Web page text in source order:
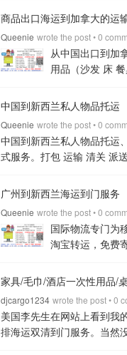
的家中，会省事、省时间、
珠宝、钻石类手饰、活物等
地面接触的物品，如扫把、
答：中国到澳洲悉尼，墨尔
澳洲还有其他注意事项么？
搬运过程中造成磕碰，从而
咨询：13760936065 黄小
人物品入境的福利，那么，
（2）托运的东西很杂，除
籍，工具，饰品等等 （3）
海运小能手~电话/微信：
我们来完成；3、新加坡拥
送；
4、商业物品进口可提
服务（需有电梯货物可进电
的进仓号以及我司的仓库地
他们货物是需要出口的，他
免混货串货现象。）4、货
您核对货物的件数和货物的
订舱，装柜，报关，开船。
细，客人确认无误后就可支
否与装柜时的包裹数量一致；
国际托运，打包建议：1、
于运输。
2、家具：A、小
建议首先使用纸箱，对家具
用纸箱加珍珠棉，对货物进
4、最好是对应的纸箱进行
点。 运送的物品（食品类
家具家私用品 2. 灯具，厨
舱。（其中货物体积少于20
广州白云仓库，可代收淘宝
货服务，仅收取油费） 3. 确
完舱之后安排拖车包集装箱
地。 7. 交税清关。 根据货
义）
8. 目的港提货送货上
务） 五、免税条件： （1）
件的家具之外，还有琐碎的
旧物品占了大部分，比如八
物，海关也有九成概率给予
项： 1、一般家具如有木架
2、货物预计到港时间请客
通。 3、如因海关查货，货
物品在广州出运安全，便捷
10-15天联系。 C：委托：
（姓名，电话，地址，身份
话、收货地址、护照扫描件
运口岸操作一般需3-5个工
程办理报关、报检、海/空港
算法 （1）：广州到悉尼/墨
州到布里斯班：首方
弗里曼特尔（帕斯）：首方
用）
以上价格包含中国出
门的查验费； 备注： 1、散
（M）*宽（M）*高（M）立
(4*800)=3200RMB（续方
品编码和货值。 温馨提示 1.
免在搬运过程中造成磕碰,从
金银珠宝，钻石类手饰,活
头包装必须不能有树皮，发
坡时效：3-5天左右。售卖
关。 售卖机到新加坡派送
每天有人看守。递接仓库增
国内售卖机海运到新加坡拼
以从中国天津港、青岛港、
配货毛重一般为17.5吨,体积
米,配货毛重一般为22吨,体
X2.70米.配货毛重一般为22
+86 13160864451 view all
商品出口海运到加拿大的运
Queenie wrote the post • 0
从中国出口到加
用品（沙发 床
业货物，做生意用的。各式
的。 中国作为出口国，加
司，主营加拿大海运双清关
广州仓库，免仓租存货物。
提货到我们广州仓库，仅收
系，是否需要安排退货。如
排熏蒸杀虫，安排拖车送货
们为客户购买海关一切险，
材料到海关清关，所以提供
指定地点装柜，如佛山，中
据客户的货量，以及货物货
拼箱价格相对来说比较稳定
首方2700 续方900 广州到
中国到新西兰私人物品托运
Queenie wrote the post • 0
中国到新西兰私人物品托运
式服务。打包 运输 清关 派
内也可以全程为你服务，省
20立方，建议走整柜，国际
含中国到新西兰目的港全部
税）包含中国到新西兰目的
到惠灵顿的船期大约32天3
库，货物收齐后下单发货。
的物品，需要做熏蒸，（熏
港，我司会安排人清关，（
需要我司还能提供工人安排
广州到新西兰海运到门服务
Queenie wrote the post • 0
国际物流专门为
淘宝转运，免费
全程帮助客户从采购，陆运
去了很多不必要的麻烦，对
择。 新西兰奥克兰，基督
免费检查包装，免费修复包
货物提供木架木托打包（此
家具/毛巾/酒店一次性用品/
djcargo1234 wrote the post • 0
美国李先生在网站上看到我
排海运双清到门服务。当然